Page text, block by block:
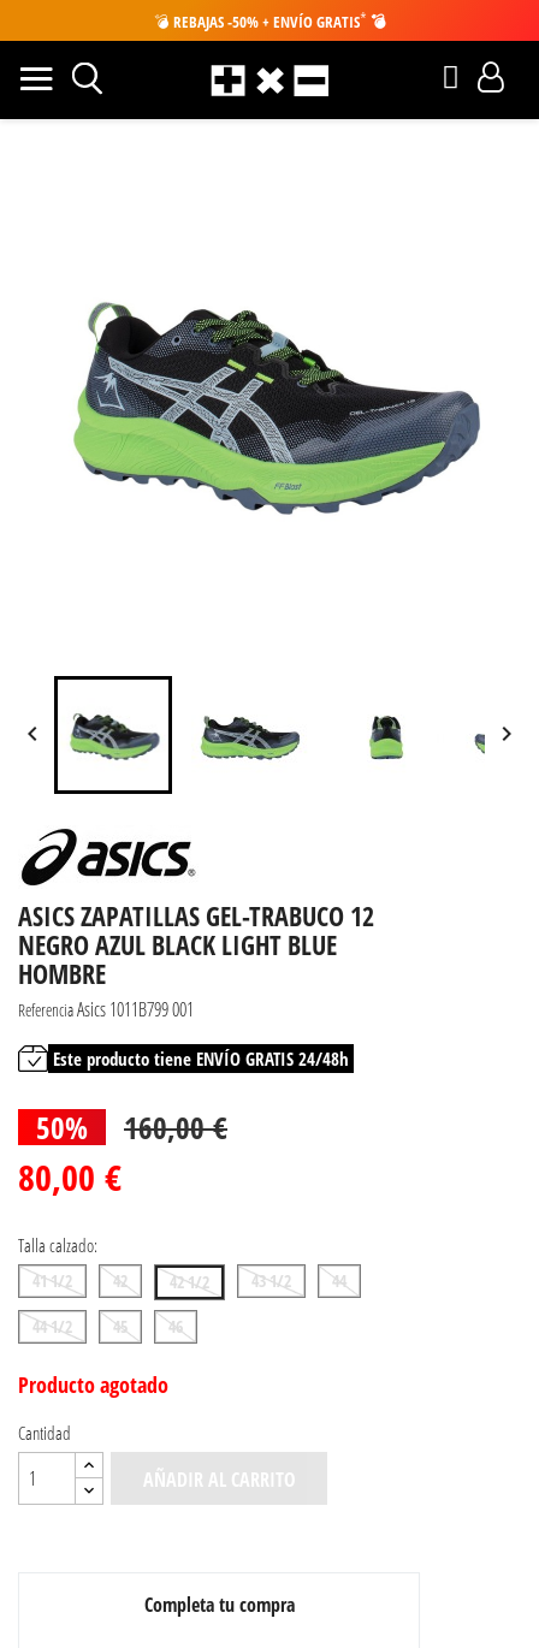
💣 REBAJAS -50% + ENVÍO GRATIS* 💣
 
ASICS ZAPATILLAS GEL-TRABUCO 12
NEGRO AZUL BLACK LIGHT BLUE
HOMBRE
ReferenciaAsics 1011B799 001
Este producto tiene ENVÍO GRATIS 24/48h
50% 160,00 €
80,00 €
Talla calzado:
41 1/2 42 42 1/2 43 1/2
44
44 1/2
45 46
Producto agotado
Cantidad
AÑADIR AL CARRITO
Completa tu compra